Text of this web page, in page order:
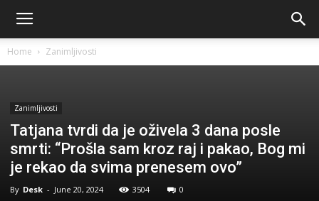
Home Zanimljivosti
Zanimljivosti
Tatjana tvrdi da je oživela 3 dana posle
smrti: “Prošla sam kroz raj i pakao, Bog mi
je rekao da svima prenesem ovo”
By Desk - June 20, 2024 3504 0